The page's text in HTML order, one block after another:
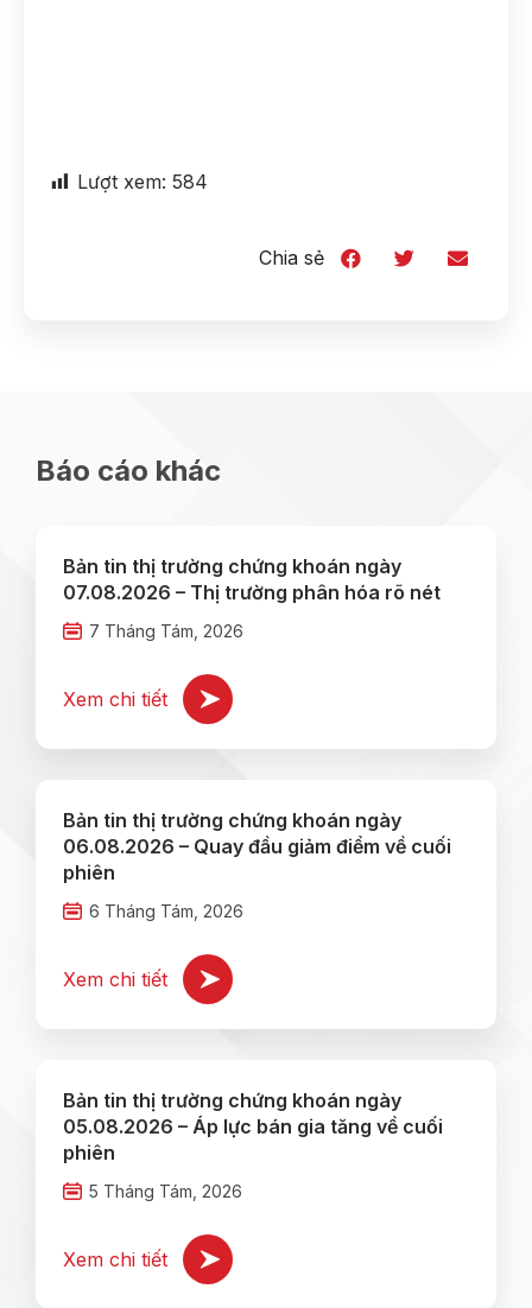
Lượt xem: 584
Chia sẻ
Báo cáo khác
Bản tin thị trường chứng khoán ngày
07.08.2026 – Thị trường phân hóa rõ nét
7 Tháng Tám, 2026
Xem chi tiết
Bản tin thị trường chứng khoán ngày
06.08.2026 – Quay đầu giảm điểm về cuối
phiên
6 Tháng Tám, 2026
Xem chi tiết
Bản tin thị trường chứng khoán ngày
05.08.2026 – Áp lực bán gia tăng về cuối
phiên
5 Tháng Tám, 2026
Xem chi tiết